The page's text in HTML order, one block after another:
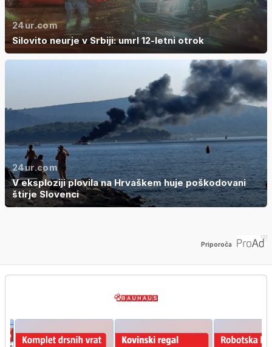
24ur.com
Silovito neurje v Srbiji: umrl 12-letni otrok
24ur.com
V eksploziji plovila na Hrvaškem huje poškodovani
štirje Slovenci
Priporoča